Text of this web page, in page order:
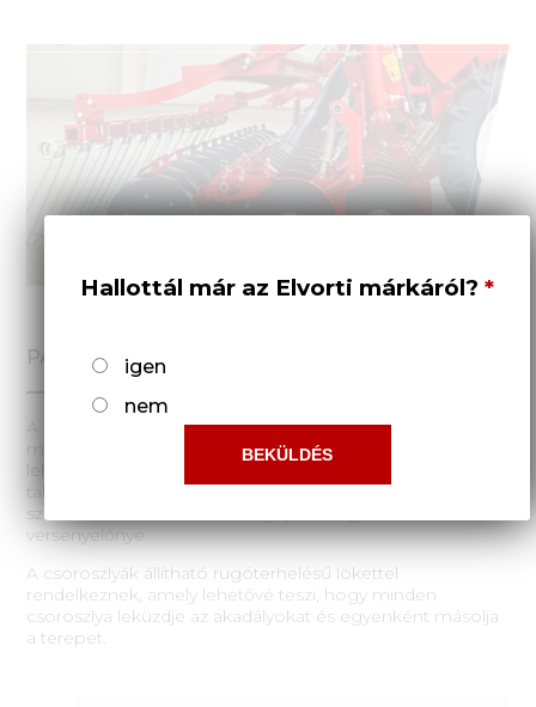
PARANCSRENDSZER
A hengerrel és a 35 kg-ig terjedő csoroszlyanyomó
mechanizmussal ellátott pórázrendszer kialakítása
lehetővé teszi a csoroszlyák egyenletes behatolását a
talajba, és kiváló minőségű vetőágyat hoz létre a vetőmag
számára. Ez az ASTRA 3 vetőgép kétségtelen
versenyelőnye.
A csoroszlyák állítható rugóterhelésű lökettel
rendelkeznek, amely lehetővé teszi, hogy minden
csoroszlya leküzdje az akadályokat és egyenként másolja
a terepet.
Hallottál már az Elvorti márkáról?
igen
nem